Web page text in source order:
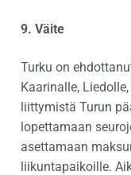
9. Väite
Turku on
Kaarinalle,
liittymistä Turun
lopettamaan
asettamaan
liikuntapaikoille.